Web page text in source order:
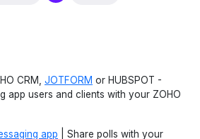
CRM, JOTFORM or HUBSPOT -
app users and clients with your ZOHO
app | Share polls with your